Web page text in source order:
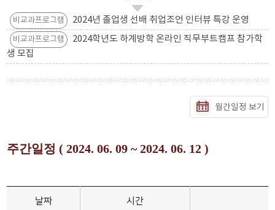
비교과프로그램 2024년 졸업생 선배 취업조언 인터뷰 특강 운영
비교과프로그램
2024학년도 하계방학 온라인 직무부트캠프 참가학
생 모집
월간일정 보기
주간일정 ( 2024. 06. 09 ~ 2024. 06. 12 )
날짜 시간